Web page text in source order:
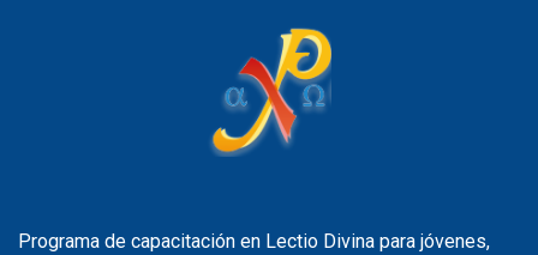
Programa de capacitación en Lectio Divina para jóvenes,